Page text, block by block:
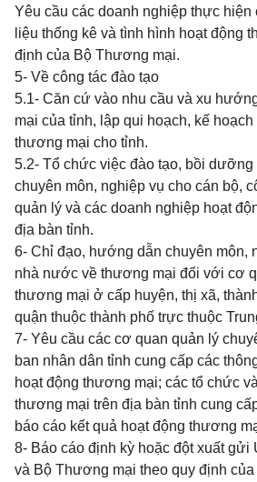
Yêu cầu các doanh nghiệp thực hiện
liệu thống kê và tình hình hoạt động
định của Bộ Thương mại.
5- Về công tác đào tạo
5.1- Căn cứ vào nhu cầu và xu
mại của tỉnh, lập qui hoạch, kế
thương mại cho tỉnh.
5.2- Tổ chức việc đào tạo, bồi dưỡng
chuyên môn, nghiệp vụ cho cán bộ,
quản lý và các doanh nghiệp hoạt
địa bàn tỉnh.
6- Chỉ đạo, hướng dẫn chuyên môn,
nhà nước về thương mại đối với cơ
thương mại ở cấp huyện, thị xã,
quận thuộc thành phố trực thuộc
7- Yêu cầu các cơ quan quản lý
ban nhân dân tỉnh cung cấp các
hoạt động thương mại; các tổ chức
thương mại trên địa bàn tỉnh cung
báo cáo kết quả hoạt động thương
8- Báo cáo định kỳ hoặc đột xuất gửi
và Bộ Thương mại theo quy định